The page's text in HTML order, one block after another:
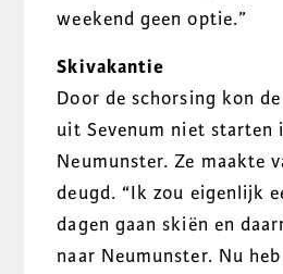
weekend geen optie.”
Skivakantie
Door de schorsing kon
uit Sevenum niet starten
Neumunster. Ze maakte
deugd. “Ik zou eigenlijk
dagen gaan skiën en
naar Neumunster. Nu